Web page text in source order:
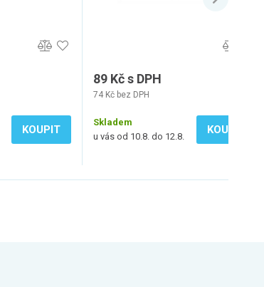
KOUPIT
89 Kč s DPH
74 Kč bez DPH
Skladem
u vás od 10.8. do 12.8.
KOUPIT